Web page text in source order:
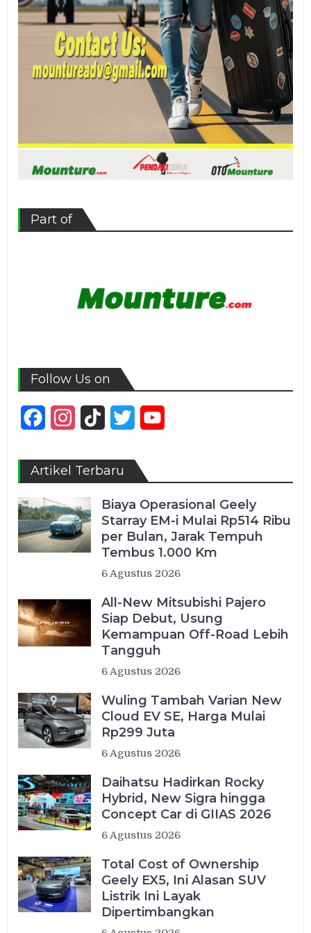
Part of
Follow Us on
FacebookInstagram
TikTok Twitter
Artikel Terbaru
Biaya Operasional Geely
Starray EM-i Mulai Rp514 Ribu
per Bulan, Jarak Tempuh
Tembus 1.000 Km
6 Agustus 2026
All-New Mitsubishi Pajero
Siap Debut, Usung
Kemampuan Off-Road Lebih
Tangguh
6 Agustus 2026
Wuling Tambah Varian New
Cloud EV SE, Harga Mulai
Rp299 Juta
6 Agustus 2026
Daihatsu Hadirkan Rocky
Hybrid, New Sigra hingga
Concept Car di GIIAS 2026
6 Agustus 2026
Total Cost of Ownership
Geely EX5, Ini Alasan SUV
Listrik Ini Layak
Dipertimbangkan